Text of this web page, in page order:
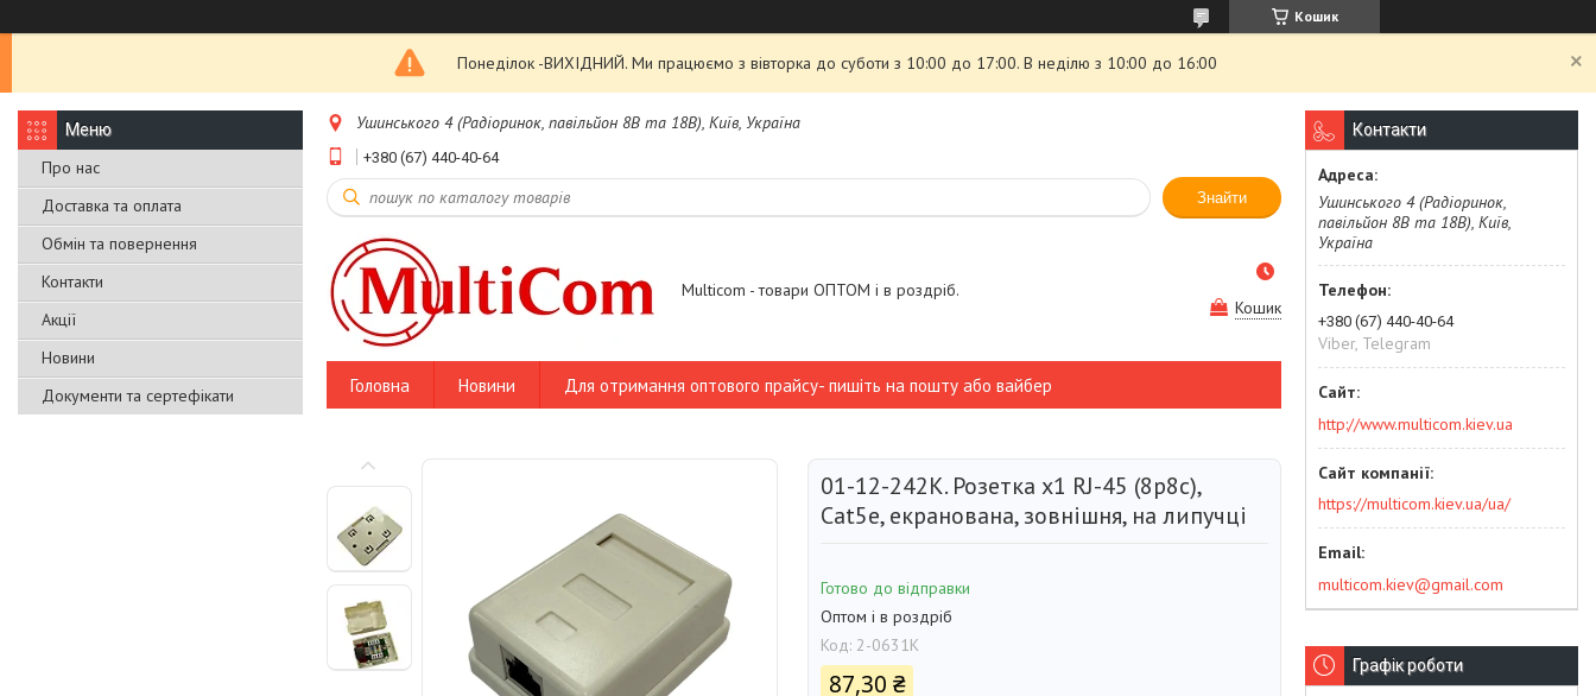
Кошик
Понеділок -ВИХІДНИЙ. Ми працюємо з вівторка до суботи з 10:00 до 17:00. В неділю з 10:00 до 16:00
Про нас
Доставка та оплата
Обмін та повернення
Контакти
Акції
Новини
Документи та сертефікати
Ушинського 4 (Радіоринок, павільйон 8В та 18В), Київ, Україна
+380 (67) 440-40-64
Знайти
Multicom - товари ОПТОМ і в роздріб.
Кошик
Головна Новини Для отримання оптового прайсу- пишіть на пошту або вайбер
01-12-242К. Розетка х1 RJ-45 (8p8c),
Cat5e, екранована, зовнішня, на липучці
Готово до відправки
Оптом і в роздріб
Код: 2-0631К
87,30 ₴
Контакти
Ушинського 4 (Радіоринок,
павільйон 8В та 18В), Київ,
Україна
+380 (67) 440-40-64
Viber, Telegram
http://www.multicom.kiev.ua
https://multicom.kiev.ua/ua/
multicom.kiev@gmail.com
Графік роботи